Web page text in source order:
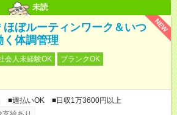
未読
NEW
ほぼルーティンワーク＆いつ
く体調管理
会人未経験OK
ブランクOK
■週払いOK ■日収1万3600円以上